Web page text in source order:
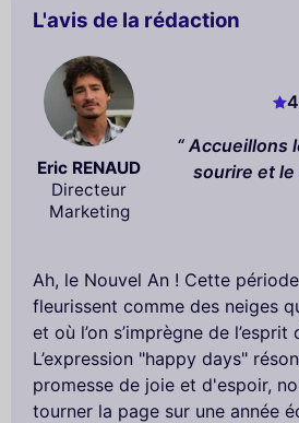
L'avis de la rédaction
Eric RENAUD
Directeur
Marketing
Accueillons
sourire et
Ah, le Nouvel An ! Cette
fleurissent comme des neiges
et où l’on s’imprègne de l’esprit
L’expression "happy days"
promesse de joie et d'espoir,
tourner la page sur une année